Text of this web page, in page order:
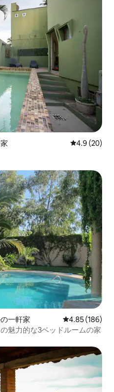
レビュー20
4.9 (20)
一軒家 レビュー186
4.85 (186)
魅力的な3ベッドルームの家